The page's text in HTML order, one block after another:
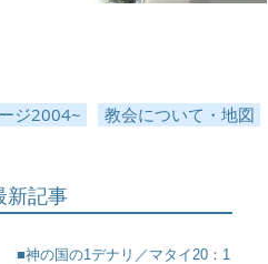
ジ2004~ 教会について・地図
新記事
■神の国の1デナリ／マタイ20：1～